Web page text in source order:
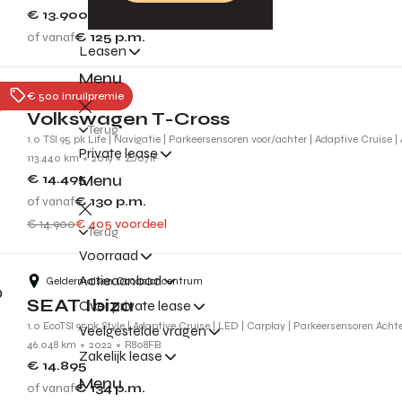
Leasen
Menu
Terug
Private lease
Menu
Terug
Voorraad
Actieaanbod
Over private lease
Veelgestelde vragen
Zakelijk lease
Menu
€ 13.900
of vanaf€ 125 p.m.
€ 500 inruilpremie
Nijmegen
Volkswagen T-Cross
1.0 TSI 95 pk Life | Navigatie | Parkeersensoren voor/achter | Adaptive Cruise
113.440 km
2019 ZJ071F
€ 14.495
of vanaf€ 130 p.m.
€ 14.900€ 405 voordeel
Geldermalsen Occasioncentrum
SEAT Ibiza
1.0 EcoTSI 95pk Style | Adaptive Cruise | LED | Carplay | Parkeersensoren
46.048 km
2022 R808FB
€ 14.895
of vanaf€ 134p.m.